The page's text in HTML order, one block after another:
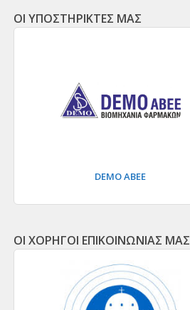
ΟΙ ΥΠΟΣΤΗΡΙΚΤΕΣ ΜΑΣ
DEMO ΑΒΕΕ
ΟΙ ΧΟΡΗΓΟΙ ΕΠΙΚΟΙΝΩΝΙΑΣ ΜΑΣ